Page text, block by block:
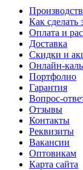
Как сделать
Оплата и
Доставка
Скидки и
Онлайн-
Портфолио
Гарантия
Вопрос-
Отзывы
Контакты
Реквизиты
Вакансии
Оптовикам
Карта сайта